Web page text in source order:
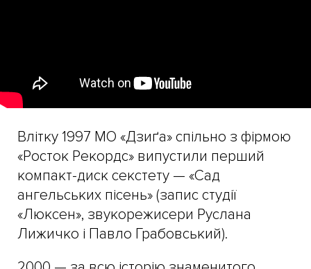
Влітку 1997 МО «Дзиґа» спільно з фірмою
«Росток Рекордс» випустили перший
компакт-диск секстету — «Сад
ангельських пісень» (запис студії
«Люксен», звукорежисери Руслана
Лижичко і Павло Грабовський).